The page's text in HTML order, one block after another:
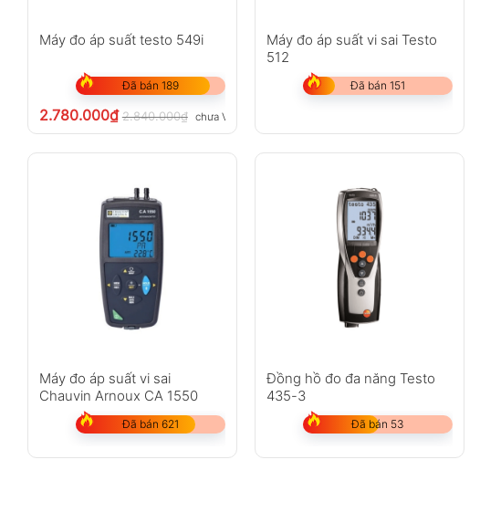
Máy đo áp suất testo 549i
Đã bán 189
2.780.000₫ 2.840.000₫ chưa VAT 8%
Máy đo áp suất vi sai Testo
512
Đã bán 151
Máy đo áp suất vi sai
Chauvin Arnoux CA 1550
Đã bán 621
Đồng hồ đo đa năng Testo
435-3
Đã bán 53